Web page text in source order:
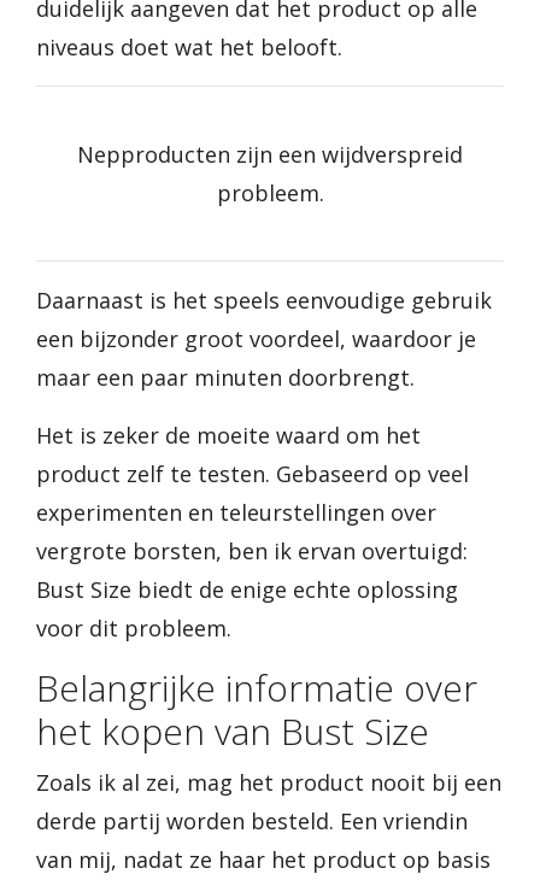
duidelijk aangeven dat het product op alle
niveaus doet wat het belooft.
Nepproducten zijn een wijdverspreid
probleem.
Daarnaast is het speels eenvoudige gebruik
een bijzonder groot voordeel, waardoor je
maar een paar minuten doorbrengt.
Het is zeker de moeite waard om het
product zelf te testen. Gebaseerd op veel
experimenten en teleurstellingen over
vergrote borsten, ben ik ervan overtuigd:
Bust Size biedt de enige echte oplossing
voor dit probleem.
Belangrijke informatie over
het kopen van Bust Size
Zoals ik al zei, mag het product nooit bij een
derde partij worden besteld. Een vriendin
van mij, nadat ze haar het product op basis